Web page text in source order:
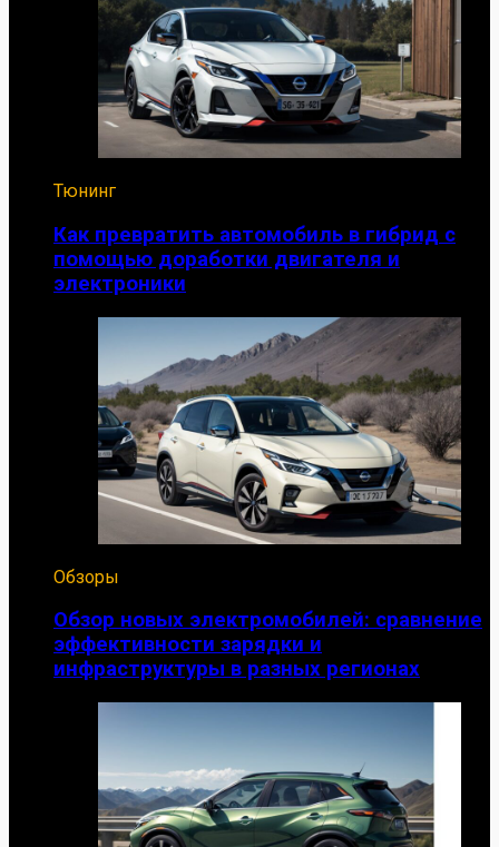
Тюнинг
Как превратить автомобиль в гибрид с
помощью доработки двигателя и
электроники
Обзоры
Обзор новых электромобилей: сравнение
эффективности зарядки и
инфраструктуры в разных регионах